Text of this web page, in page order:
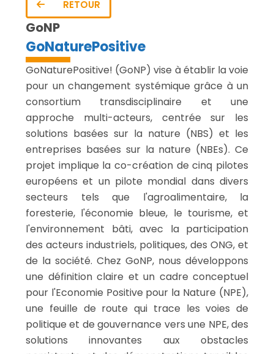
RETOUR
GoNP
GoNaturePositive
GoNaturePositive! (GoNP) vise à établir la voie
pour un changement systémique grâce à un
consortium transdisciplinaire et une
approche multi-acteurs, centrée sur les
solutions basées sur la nature (NBS) et les
entreprises basées sur la nature (NBEs). Ce
projet implique la co-création de cinq pilotes
européens et un pilote mondial dans divers
secteurs tels que l'agroalimentaire, la
foresterie, l'économie bleue, le tourisme, et
l'environnement bâti, avec la participation
des acteurs industriels, politiques, des ONG, et
de la société. Chez GoNP, nous développons
une définition claire et un cadre conceptuel
pour l'Economie Positive pour la Nature (NPE),
une feuille de route qui trace les voies de
politique et de gouvernance vers une NPE, des
solutions innovantes aux obstacles